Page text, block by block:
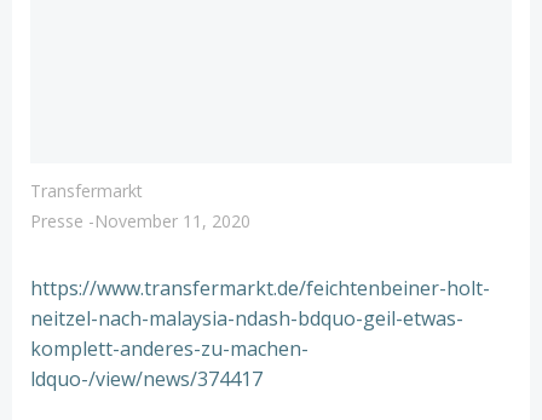
Transfermarkt
Presse -November 11, 2020
https://www.transfermarkt.de/feichtenbeiner-holt-
neitzel-nach-malaysia-ndash-bdquo-geil-etwas-
komplett-anderes-zu-machen-
ldquo-/view/news/374417